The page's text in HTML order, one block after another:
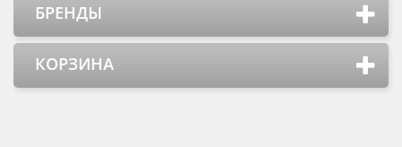
БРЕНДЫ
КОРЗИНА